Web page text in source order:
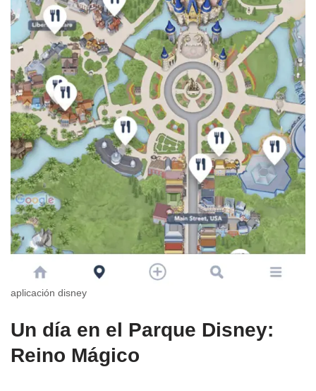
aplicación disney
Un día en el Parque Disney:
Reino Mágico